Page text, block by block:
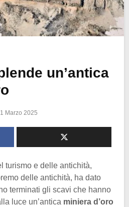
un’antica
Marzo 2025
turismo e delle antichità,
delle antichità, ha dato
terminati gli scavi che hanno
luce un’antica miniera d’oro